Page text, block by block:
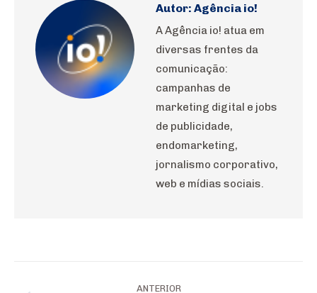
Autor: Agência io!
A Agência io! atua em
diversas frentes da
comunicação:
campanhas de
marketing digital e jobs
de publicidade,
endomarketing,
jornalismo corporativo,
web e mídias sociais.
ANTERIOR